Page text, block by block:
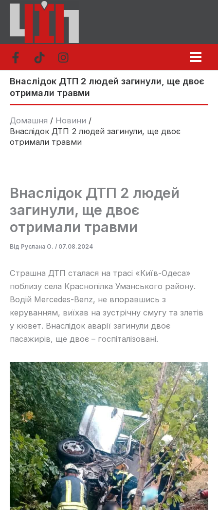
Перейти
вмісту
Внаслідок ДТП 2 людей загинули, ще двоє
отримали травми
Домашня
Новини
Внаслідок ДТП 2 людей загинули, ще двоє
отримали травми
Внаслідок ДТП 2 людей
загинули, ще двоє
отримали травми
Від Руслана О. / 07.08.2024
Страшна ДТП сталася на трасі «Київ-Одеса»
поблизу села Краснопілка Уманського району.
Водій Mercedes-Benz, не впоравшись з
керуванням, виїхав на зустрічну смугу та злетів
у кювет. Внаслідок аварії загинули двоє
пасажирів, ще двоє – госпіталізовані.